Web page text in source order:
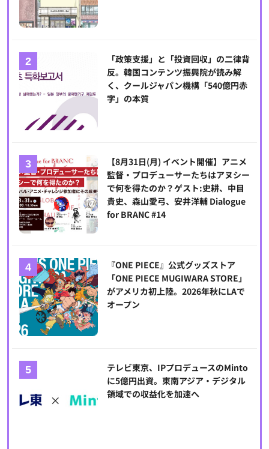
「政策支援」と「投資回収」の二律背
反。韓国コンテンツ振興院が読み解
く、クールジャパン機構「540億円赤
字」の本質
【8月31日(月) イベント開催】アニメ
監督・プロデューサーたちはアヌシー
で何を得たのか？ゲスト:史耕、中目
貴史、森山愛弓、安井洋輔 Dialogue
for BRANC #14
『ONE PIECE』公式グッズストア
「ONE PIECE MUGIWARA STORE」
がアメリカ初上陸。2026年秋にLAで
オープン
テレビ東京、IPプロデュースのMinto
に5億円出資。東南アジア・デジタル
領域での収益化を加速へ